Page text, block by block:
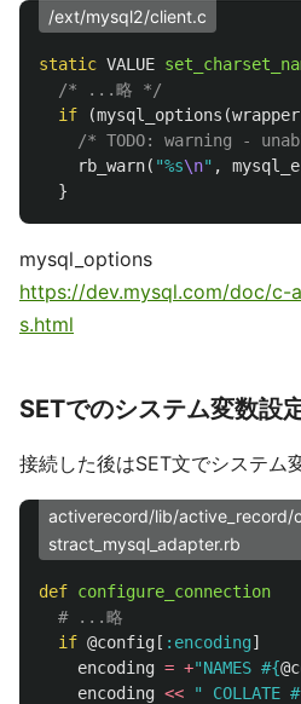
/ext/mysql2/client.c
static VALUE
/* ...略 */
if
(mysql_options (wrapper
/* TODO: warning -
rb_warn( "%s\n" ,
}
mysql_options
https://dev.mysql.com/doc/
s.html
SETでのシステム変数設
接続した後はSET文でシステム
activerecord/lib/active_record/
stract_mysql_adapter.rb
def configure_connection
# ...略
if @config [ :encoding]
encoding = +"NAMES #{
encoding << " COLLATE